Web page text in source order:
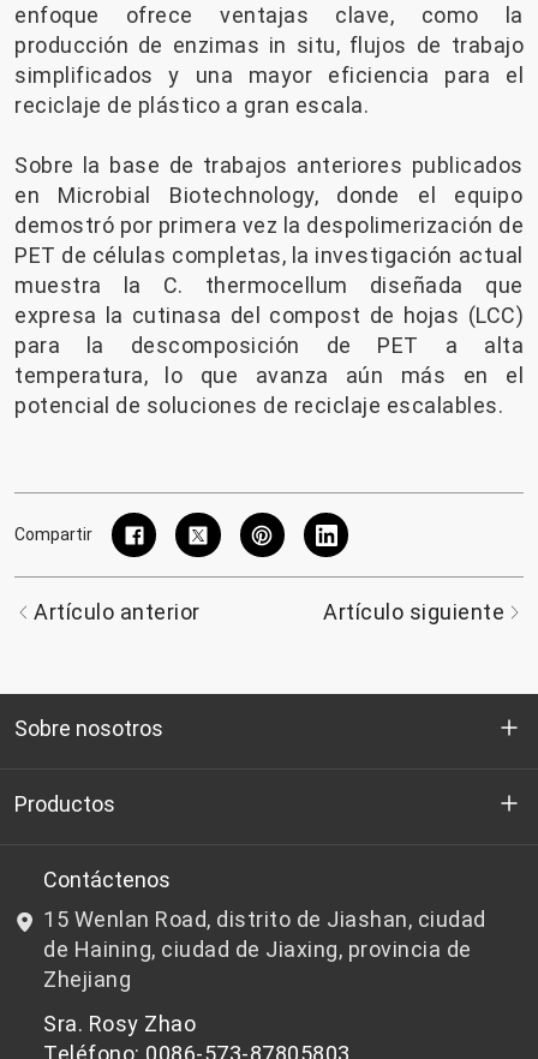
enfoque ofrece ventajas clave, como la
producción de enzimas in situ, flujos de trabajo
simplificados y una mayor eficiencia para el
reciclaje de plástico a gran escala.
Sobre la base de trabajos anteriores publicados
en Microbial Biotechnology, donde el equipo
demostró por primera vez la despolimerización de
PET de células completas, la investigación actual
muestra la C. thermocellum diseñada que
expresa la cutinasa del compost de hojas (LCC)
para la descomposición de PET a alta
temperatura, lo que avanza aún más en el
potencial de soluciones de reciclaje escalables.
Compartir
Artículo anterior Artículo siguiente
Sobre nosotros
Quienes somos
I+D
Noticias y Eventos
política de privacidad
Productos
Chips de PET aptos para botellas
Chips de PET que no son aptos para botellas
Contáctenos
15 Wenlan Road, distrito de Jiashan, ciudad
de Haining, ciudad de Jiaxing, provincia de
Zhejiang
Sra. Rosy Zhao